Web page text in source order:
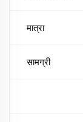
मात्रा
सामग्री